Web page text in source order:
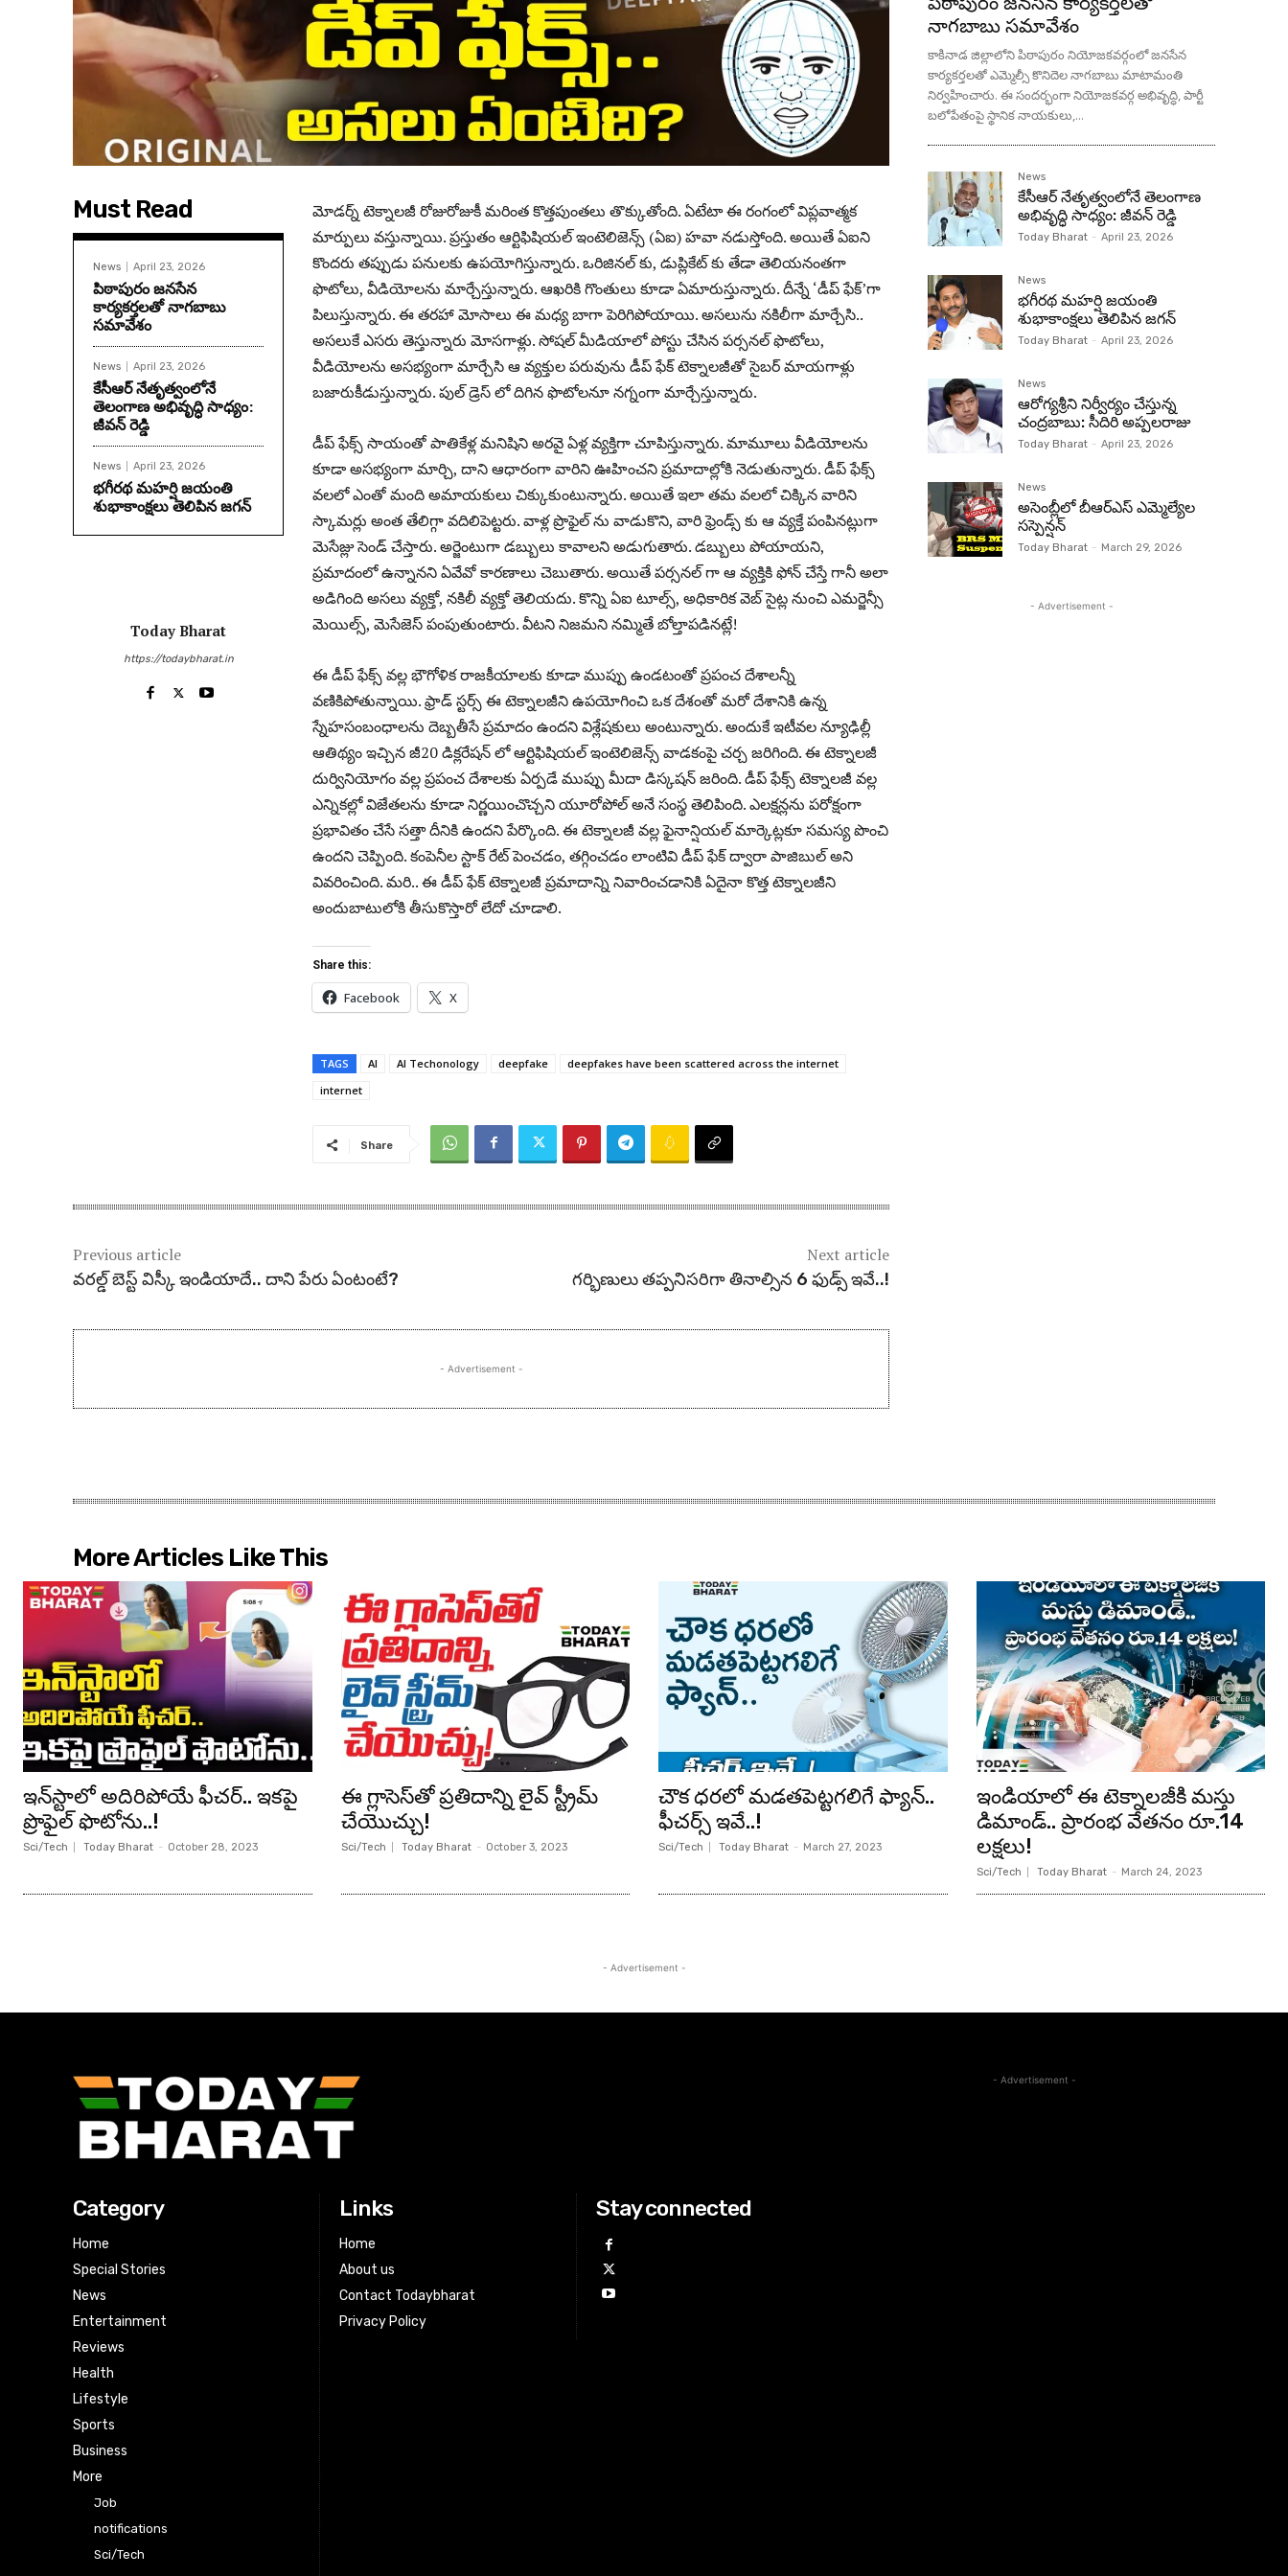
Must Read
News April 23, 2026
పిఠాపురం జనసేన
కార్యకర్తలతో నాగబాబు
సమావేశం
News April 23, 2026
కేసీఆర్ నేతృత్వంలోనే
తెలంగాణ అభివృద్ధి సాధ్యం:
జీవన్ రెడ్డి
News April 23, 2026
భగీరథ మహర్షి జయంతి
శుభాకాంక్షలు తెలిపిన జగన్‌
Today Bharat
https://todaybharat.in
మోడర్న్ టెక్నాలజీ రోజురోజుకీ మరింత కొత్తపుంతలు తొక్కుతోంది. ఏటేటా ఈ రంగంలో విప్లవాత్మక
మార్పులు వస్తున్నాయి. ప్రస్తుతం ఆర్టిఫిషియల్ ఇంటెలిజెన్స్ (ఏఐ) హవా నడుస్తోంది. అయితే ఏఐని
కొందరు తప్పుడు పనులకు ఉపయోగిస్తున్నారు. ఒరిజినల్ కు, డుప్లికేట్ కు తేడా తెలియనంతగా
ఫొటోలు, వీడియోలను మార్చేస్తున్నారు. ఆఖరికి గొంతులు కూడా ఏమారుస్తున్నారు. దీన్నే ‘డీప్ ఫేక్’గా
పిలుస్తున్నారు. ఈ తరహా మోసాలు ఈ మధ్య బాగా పెరిగిపోయాయి. అసలును నకిలీగా మార్చేసి..
అసలుకే ఎసరు తెస్తున్నారు మోసగాళ్లు. సోషల్ మీడియాలో పోస్టు చేసిన పర్సనల్ ఫొటోలు,
వీడియోలను అసభ్యంగా మార్చేసి ఆ వ్యక్తుల పరువును డీప్ ఫేక్ టెక్నాలజీతో సైబర్ మాయగాళ్లు
బజారుకీడుస్తున్నారు. పుల్ డ్రెస్ లో దిగిన ఫొటోలనూ నగ్నంగా మార్చేస్తున్నారు.
డీప్ ఫేక్స్ సాయంతో పాతికేళ్ల మనిషిని అరవై ఏళ్ల వ్యక్తిగా చూపిస్తున్నారు. మామూలు వీడియోలను
కూడా అసభ్యంగా మార్చి, దాని ఆధారంగా వారిని ఊహించని ప్రమాదాల్లోకి నెడుతున్నారు. డీప్ ఫేక్స్
వలలో ఎంతో మంది అమాయకులు చిక్కుకుంటున్నారు. అయితే ఇలా తమ వలలో చిక్కిన వారిని
స్కామర్లు అంత తేలిగ్గా వదిలిపెట్టరు. వాళ్ల ప్రొఫైల్ ను వాడుకొని, వారి ఫ్రెండ్స్ కు ఆ వ్యక్తే పంపినట్లుగా
మెసేజ్లు సెండ్ చేస్తారు. అర్జెంటుగా డబ్బులు కావాలని అడుగుతారు. డబ్బులు పోయాయని,
ప్రమాదంలో ఉన్నానని ఏవేవో కారణాలు చెబుతారు. అయితే పర్సనల్ గా ఆ వ్యక్తికి ఫోన్ చేస్తే గానీ అలా
అడిగింది అసలు వ్యక్తో, నకిలీ వ్యక్తో తెలియదు. కొన్ని ఏఐ టూల్స్, అధికారిక వెబ్ సైట్ల నుంచి ఎమర్జెన్సీ
మెయిల్స్, మెసేజెస్ పంపుతుంటారు. వీటని నిజమని నమ్మితే బోల్తాపడినట్లే!
ఈ డీప్ ఫేక్స్ వల్ల భౌగోళిక రాజకీయాలకు కూడా ముప్పు ఉండటంతో ప్రపంచ దేశాలన్నీ
వణికిపోతున్నాయి. ఫ్రాడ్ స్టర్స్ ఈ టెక్నాలజీని ఉపయోగించి ఒక దేశంతో మరో దేశానికి ఉన్న
స్నేహసంబంధాలను దెబ్బతీసే ప్రమాదం ఉందని విశ్లేషకులు అంటున్నారు. అందుకే ఇటీవల న్యూఢిల్లీ
ఆతిథ్యం ఇచ్చిన జీ20 డిక్లరేషన్ లో ఆర్టిఫిషియల్ ఇంటెలిజెన్స్ వాడకంపై చర్చ జరిగింది. ఈ టెక్నాలజీ
దుర్వినియోగం వల్ల ప్రపంచ దేశాలకు ఏర్పడే ముప్పు మీదా డిస్కషన్ జరింది. డీప్ ఫేక్స్ టెక్నాలజీ వల్ల
ఎన్నికల్లో విజేతలను కూడా నిర్ణయించొచ్చని యూరోపోల్ అనే సంస్థ తెలిపింది. ఎలక్షన్లను పరోక్షంగా
ప్రభావితం చేసే సత్తా దీనికి ఉందని పేర్కొంది. ఈ టెక్నాలజీ వల్ల ఫైనాన్షియల్ మార్కెట్లకూ సమస్య పొంచి
ఉందని చెప్పింది. కంపెనీల స్టాక్ రేట్ పెంచడం, తగ్గించడం లాంటివి డీప్ ఫేక్ ద్వారా పాజిబుల్ అని
వివరించింది. మరి.. ఈ డీప్ ఫేక్ టెక్నాలజీ ప్రమాదాన్ని నివారించడానికి ఏదైనా కొత్త టెక్నాలజీని
అందుబాటులోకి తీసుకొస్తారో లేదో చూడాలి.
Share this:
Facebook X
TAGS AI AI Techonology deepfake
deepfakes have been scattered across the internet
internet
Share
Previous article
వరల్డ్ బెస్ట్ విస్కీ ఇండియాదే.. దాని పేరు ఏంటంటే?
Next article
గర్భిణులు తప్పనిసరిగా తినాల్సిన 6 ఫుడ్స్ ఇవే..!
- Advertisement -
నాగబాబు సమావేశం
కాకినాడ జిల్లాలోని పిఠాపురం నియోజకవర్గంలో జనసేన
కార్యకర్తలతో ఎమ్మెల్సీ కొనిదెల నాగబాబు మాటామంతి
నిర్వహించారు. ఈ సందర్భంగా నియోజకవర్గ అభివృద్ధి, పార్టీ
బలోపేతంపై స్థానిక నాయకులు,...
News
కేసీఆర్ నేతృత్వంలోనే తెలంగాణ
అభివృద్ధి సాధ్యం: జీవన్ రెడ్డి
Today Bharat - April 23, 2026
News
భగీరథ మహర్షి జయంతి
శుభాకాంక్షలు తెలిపిన జగన్‌
Today Bharat - April 23, 2026
News
ఆరోగ్యశ్రీని నిర్వీర్యం చేస్తున్న
చంద్రబాబు: సీదిరి అప్పలరాజు
Today Bharat - April 23, 2026
News
అసెంబ్లీలో బీఆర్‌ఎస్ ఎమ్మెల్యేల
సస్పెన్షన్‌
Today Bharat - March 29, 2026
- Advertisement -
More Articles Like This
ఇన్‌స్టాలో అదిరిపోయే ఫీచర్.. ఇకపై
ప్రొఫైల్ ఫొటోను..!
Sci/Tech Today Bharat - October 28, 2023
ఈ గ్లాసెస్‌తో ప్రతిదాన్ని లైవ్ స్ట్రీమ్
చేయొచ్చు!
Sci/Tech Today Bharat - October 3, 2023
చౌక ధరలో మడతపెట్టగలిగే ఫ్యాన్..
ఫీచర్స్ ఇవే..!
Sci/Tech Today Bharat - March 27, 2023
ఇండియాలో ఈ టెక్నాలజీకి మస్తు
డిమాండ్.. ప్రారంభ వేతనం రూ.14
లక్షలు!
Sci/Tech Today Bharat - March 24, 2023
- Advertisement -
Category
Home
Special Stories
News
Entertainment
Reviews
Health
Lifestyle
Sports
Business
More
Job
notifications
Sci/Tech
Links
Home
About us
Contact Todaybharat
Privacy Policy
Stay connected
- Advertisement -